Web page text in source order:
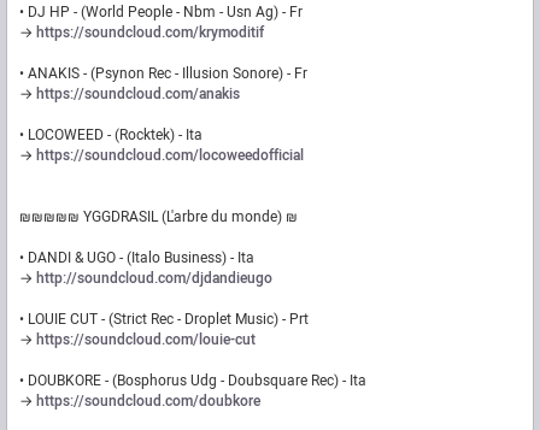
• DJ HP - (World People - Nbm - Usn Ag) - Fr
→ https://soundcloud.com/krymoditif
• ANAKIS - (Psynon Rec - Illusion Sonore) - Fr
→ https://soundcloud.com/anakis
• LOCOWEED - (Rocktek) - Ita
→ https://soundcloud.com/locoweedofficial
₪₪₪₪₪ YGGDRASIL (L'arbre du monde) ₪
• DANDI & UGO - (Italo Business) - Ita
→ http://soundcloud.com/djdandieugo
• LOUIE CUT - (Strict Rec - Droplet Music) - Prt
→ https://soundcloud.com/louie-cut
• DOUBKORE - (Bosphorus Udg - Doubsquare Rec) - Ita
→ https://soundcloud.com/doubkore